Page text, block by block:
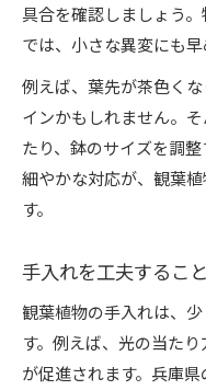
具合を確認しましょう
では、小さな異変にも早
例えば、葉先が茶色く
インかもしれません。
たり、鉢のサイズを調
細やかな対応が、観葉
す。
手入れを工夫するこ
観葉植物の手入れは、
す。例えば、光の当た
が促進されます。兵庫